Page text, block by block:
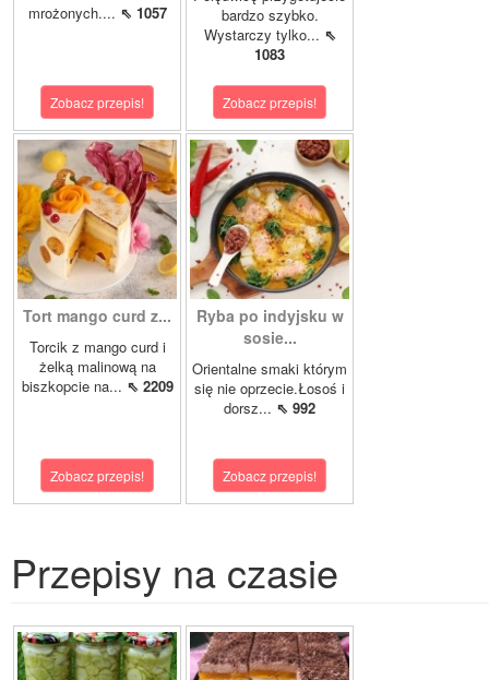
mrożonych.... ⇖ 1057
Zobacz przepis!
bardzo szybko.
Wystarczy tylko... ⇖
1083
Zobacz przepis!
Tort mango curd z...
Torcik z mango curd i
żelką malinową na
biszkopcie na... ⇖ 2209
Zobacz przepis!
Ryba po indyjsku w
sosie...
Orientalne smaki którym
się nie oprzecie.Łosoś i
dorsz... ⇖ 992
Zobacz przepis!
Przepisy na czasie